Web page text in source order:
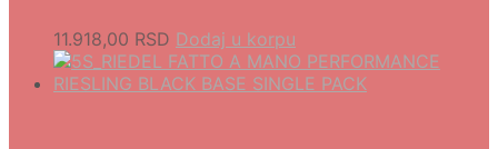
11.918,00 RSD Dodaj u korpu